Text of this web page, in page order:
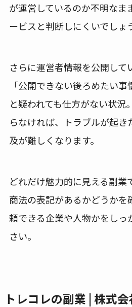
が運営しているのか不明なま
ービスと判断しにくいでしょ
さらに運営者情報を公開して
「公開できない後ろめたい事
と疑われても仕方がない状況
らなければ、トラブルが起き
及が難しくなります。
どれだけ魅力的に見える副業
商法の表記があるかどうかを
頼できる企業や人物かをしっ
さい。
トレコレの副業 | 株式